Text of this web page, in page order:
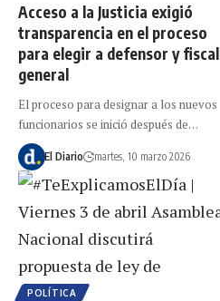
Acceso a la Justicia exigió
transparencia en el proceso
para elegir a defensor y fiscal
general
El proceso para designar a los nuevos
funcionarios se inició después de…
El Diario martes, 10 marzo 2026
POLÍTICA